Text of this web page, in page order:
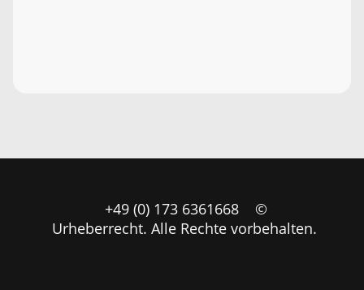
+49 (0) 173 6361668 ©
Urheberrecht. Alle Rechte vorbehalten.